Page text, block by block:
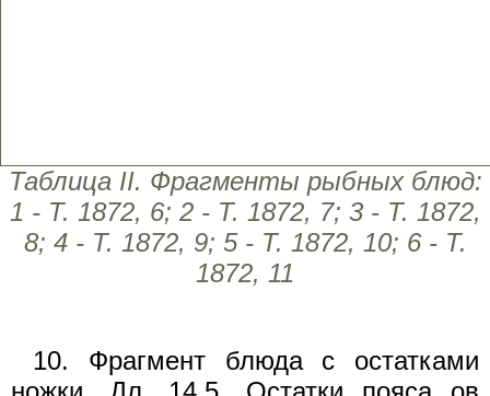
Таблица II. Фрагменты рыбных блюд:
1 - Т. 1872, 6; 2 - Т. 1872, 7; 3 - Т. 1872,
8; 4 - Т. 1872, 9; 5 - Т. 1872, 10; 6 - Т.
1872, 11
10. Фрагмент блюда с остатками